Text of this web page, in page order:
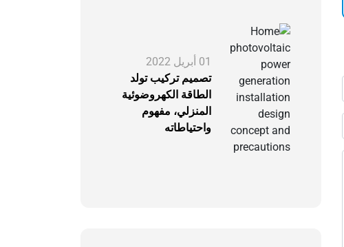
01 أبريل 2022
تصميم تركيب تولد
الطاقة الكهروضوئية
المنزلي، مفهوم
واحتياطاته